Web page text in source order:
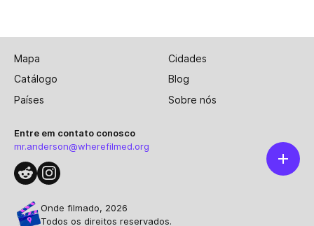
Mapa
Cidades
Catálogo
Blog
Países
Sobre nós
Entre em contato conosco
mr.anderson@wherefilmed.org
Onde filmado, 2026
Todos os direitos reservados.